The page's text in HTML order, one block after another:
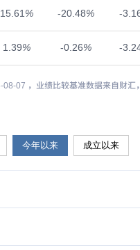
15.61 % -20.48% -
1.39% -0.26% -
07 ，业绩比较基准数据来自财
今年以来 成立以来